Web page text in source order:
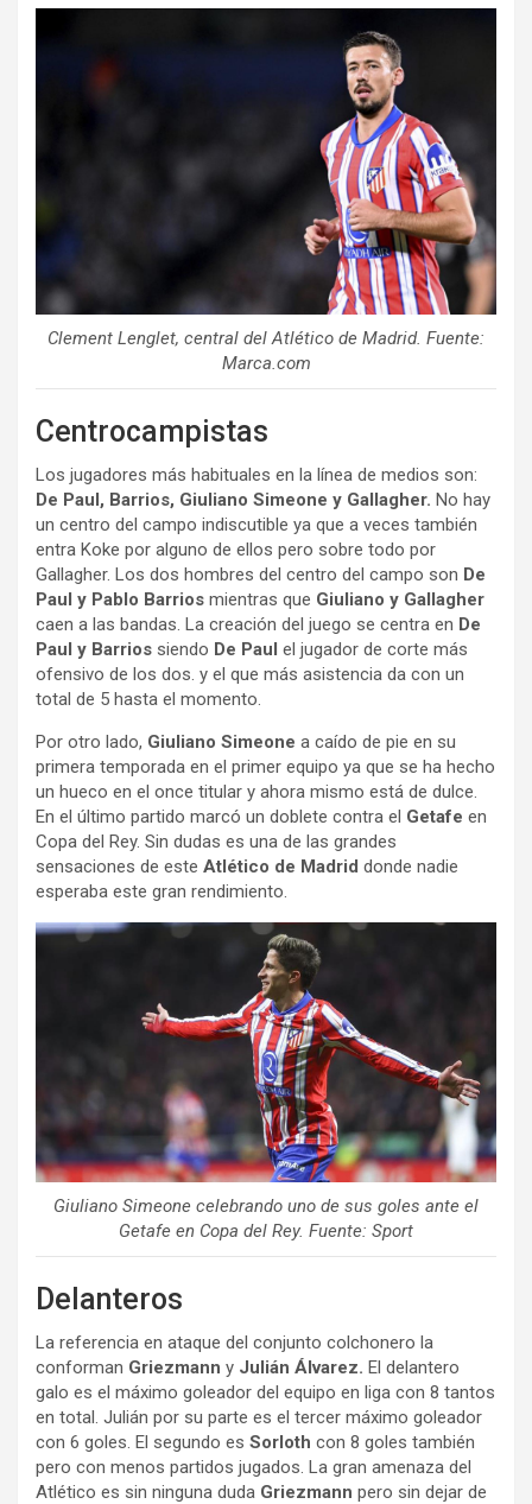
Clement Lenglet, central del Atlético de Madrid. Fuente:
Marca.com
Centrocampistas
Los jugadores más habituales en la línea de medios son:
De Paul, Barrios, Giuliano Simeone y Gallagher. No hay
un centro del campo indiscutible ya que a veces también
entra Koke por alguno de ellos pero sobre todo por
Gallagher. Los dos hombres del centro del campo son De
Paul y Pablo Barrios mientras que Giuliano y Gallagher
caen a las bandas. La creación del juego se centra en De
Paul y Barrios siendo De Paul el jugador de corte más
ofensivo de los dos. y el que más asistencia da con un
total de 5 hasta el momento.
Por otro lado, Giuliano Simeone a caído de pie en su
primera temporada en el primer equipo ya que se ha hecho
un hueco en el once titular y ahora mismo está de dulce.
En el último partido marcó un doblete contra el Getafe en
Copa del Rey. Sin dudas es una de las grandes
sensaciones de este Atlético de Madrid donde nadie
esperaba este gran rendimiento.
Giuliano Simeone celebrando uno de sus goles ante el
Getafe en Copa del Rey. Fuente: Sport
Delanteros
La referencia en ataque del conjunto colchonero la
conforman Griezmann y Julián Álvarez. El delantero
galo es el máximo goleador del equipo en liga con 8 tantos
en total. Julián por su parte es el tercer máximo goleador
con 6 goles. El segundo es Sorloth con 8 goles también
pero con menos partidos jugados. La gran amenaza del
Atlético es sin ninguna duda Griezmann pero sin dejar de